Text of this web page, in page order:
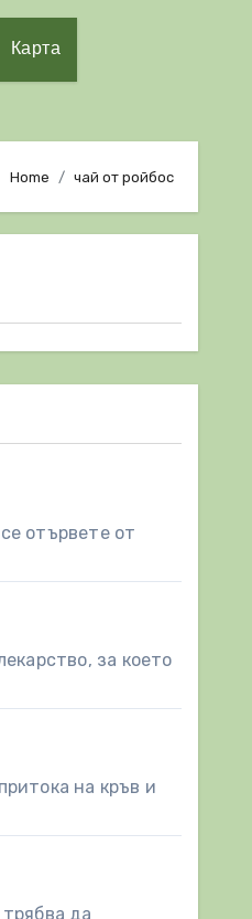
Карта
Home чай от ройбос
отървете от
за което
на кръв и
да